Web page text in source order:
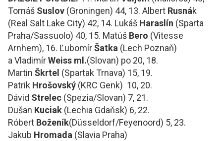
Tomáš Suslov (Groningen) 44, 13. Albert Rusnák
(Real Salt Lake City) 42, 14. Lukáš Haraslín (Sparta
Praha/Sassuolo) 40, 15. Matúš Bero (Vitesse
Arnhem), 16. ĽubomírŠatka (Lech Poznaň)
a VladimírWeiss ml.(Slovan) po 20, 18.
Martin Škrtel (Spartak Trnava) 15, 19.
Patrik Hrošovský (KRC Genk) 10, 20.
Dávid Strelec (Spezia/Slovan) 7, 21.
Dušan Kuciak (Lechia Gdaňsk) 6, 22.
Róbert Boženík(Düsseldorf/Feyenoord) 5, 23.
Jakub Hromada (Slavia Praha)